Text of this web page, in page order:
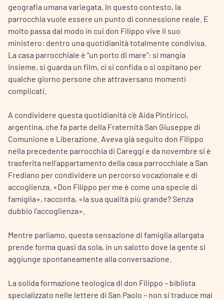
geografia umana variegata. In questo contesto, la
parrocchia vuole essere un punto di connessione reale. E
molto passa dal modo in cui don Filippo vive il suo
ministero: dentro una quotidianità totalmente condivisa.
La casa parrocchiale è “un porto di mare”: si mangia
insieme, si guarda un film, ci si confida o si ospitano per
qualche giorno persone che attraversano momenti
complicati.
A condividere questa quotidianità c’è Aida Pintiricci,
argentina, che fa parte della Fraternità San Giuseppe di
Comunione e Liberazione. Aveva già seguito don Filippo
nella precedente parrocchia di Careggi e da novembre si è
trasferita nell’appartamento della casa parrocchiale a San
Frediano per condividere un percorso vocazionale e di
accoglienza. «Don Filippo per me è come una specie di
famiglia», racconta, «la sua qualità più grande? Senza
dubbio l’accoglienza».
Mentre parliamo, questa sensazione di famiglia allargata
prende forma quasi da sola, in un salotto dove la gente si
aggiunge spontaneamente alla conversazione.
La solida formazione teologica di don Filippo – biblista
specializzato nelle lettere di San Paolo – non si traduce mai